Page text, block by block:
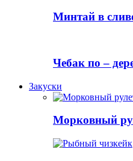
Минтай в
Чебак по –
Закуски
Морковный